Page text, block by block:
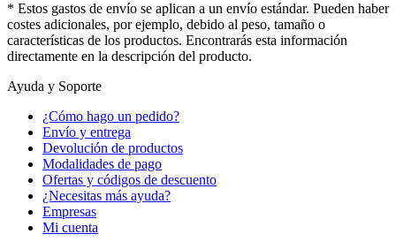
* Estos gastos de envío se aplican a un envío estándar. Pueden haber
costes adicionales, por ejemplo, debido al peso, tamaño o
características de los productos. Encontrarás esta información
directamente en la descripción del producto.
Ayuda y Soporte
¿Cómo hago un pedido?
Envío y entrega
Devolución de productos
Modalidades de pago
Ofertas y códigos de descuento
¿Necesitas más ayuda?
Empresas
Mi cuenta